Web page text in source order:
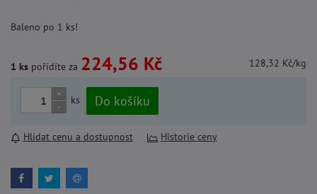
Baleno po 1 ks!
1 ks pořídíte za 224,56 Kč 128,32 Kč/kg
+
-
ks Do košíku
Hlídat cenu a dostupnost Historie ceny